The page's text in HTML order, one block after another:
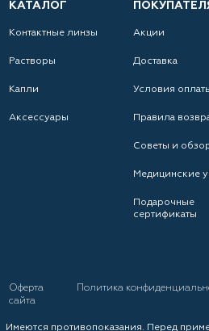
КАТАЛОГ
Контактные линзы
Растворы
Капли
Аксессуары
Акции
Доставка
Условия
Правила
Советы и
Медицинские
Подарочные
сертификаты
Оферта Политика
сайта
Имеются противопоказания. Перед